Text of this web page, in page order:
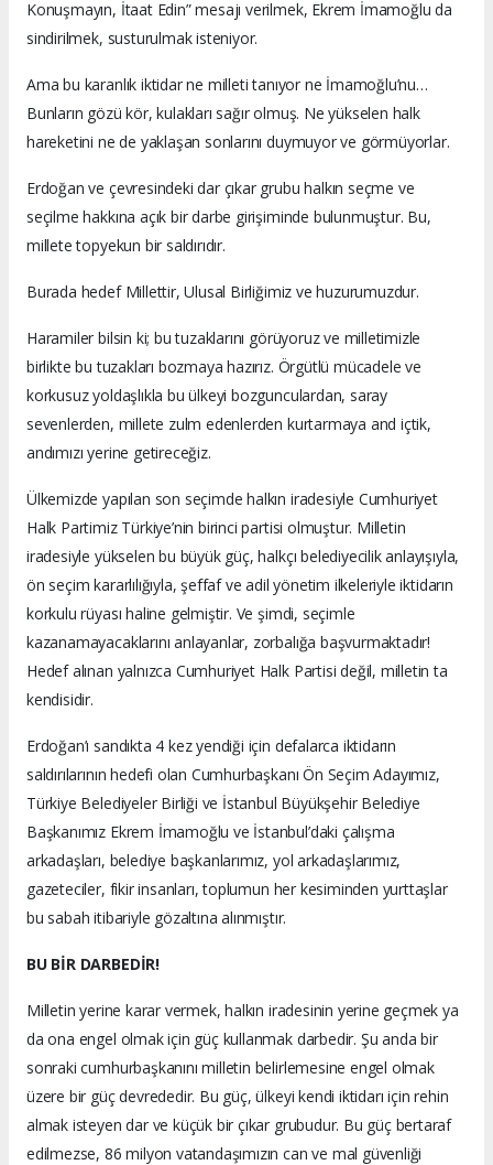
Konuşmayın, İtaat Edin” mesajı verilmek, Ekrem İmamoğlu da
sindirilmek, susturulmak isteniyor.
Ama bu karanlık iktidar ne milleti tanıyor ne İmamoğlu’nu…
Bunların gözü kör, kulakları sağır olmuş. Ne yükselen halk
hareketini ne de yaklaşan sonlarını duymuyor ve görmüyorlar.
Erdoğan ve çevresindeki dar çıkar grubu halkın seçme ve
seçilme hakkına açık bir darbe girişiminde bulunmuştur. Bu,
millete topyekun bir saldırıdır.
Burada hedef Millettir, Ulusal Birliğimiz ve huzurumuzdur.
Haramiler bilsin ki; bu tuzaklarını görüyoruz ve milletimizle
birlikte bu tuzakları bozmaya hazırız. Örgütlü mücadele ve
korkusuz yoldaşlıkla bu ülkeyi bozgunculardan, saray
sevenlerden, millete zulm edenlerden kurtarmaya and içtik,
andımızı yerine getireceğiz.
Ülkemizde yapılan son seçimde halkın iradesiyle Cumhuriyet
Halk Partimiz Türkiye’nin birinci partisi olmuştur. Milletin
iradesiyle yükselen bu büyük güç, halkçı belediyecilik anlayışıyla,
ön seçim kararlılığıyla, şeffaf ve adil yönetim ilkeleriyle iktidarın
korkulu rüyası haline gelmiştir. Ve şimdi, seçimle
kazanamayacaklarını anlayanlar, zorbalığa başvurmaktadır!
Hedef alınan yalnızca Cumhuriyet Halk Partisi değil, milletin ta
kendisidir.
Erdoğan’ı sandıkta 4 kez yendiği için defalarca iktidarın
saldırılarının hedefi olan Cumhurbaşkanı Ön Seçim Adayımız,
Türkiye Belediyeler Birliği ve İstanbul Büyükşehir Belediye
Başkanımız Ekrem İmamoğlu ve İstanbul’daki çalışma
arkadaşları, belediye başkanlarımız, yol arkadaşlarımız,
gazeteciler, fikir insanları, toplumun her kesiminden yurttaşlar
bu sabah itibariyle gözaltına alınmıştır.
BU BİR DARBEDİR!
Milletin yerine karar vermek, halkın iradesinin yerine geçmek ya
da ona engel olmak için güç kullanmak darbedir. Şu anda bir
sonraki cumhurbaşkanını milletin belirlemesine engel olmak
üzere bir güç devrededir. Bu güç, ülkeyi kendi iktidarı için rehin
almak isteyen dar ve küçük bir çıkar grubudur. Bu güç bertaraf
edilmezse, 86 milyon vatandaşımızın can ve mal güvenliği